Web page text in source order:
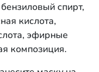
спирт,
кислота,
эфирные
композиция.